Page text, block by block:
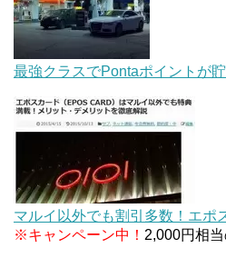
最強クラスでPontaポイントが貯
マルイ以外でも割引多数！エポ
※キャンペーン中！ 2,000円相